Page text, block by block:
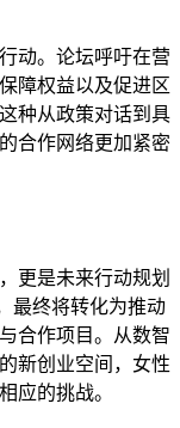
动。论坛呼吁在营
障权益以及促进区
种从政策对话到具
合作网络更加紧密
更是未来行动规划
最终将转化为推动
合作项目。从数智
新创业空间，女性
应的挑战。